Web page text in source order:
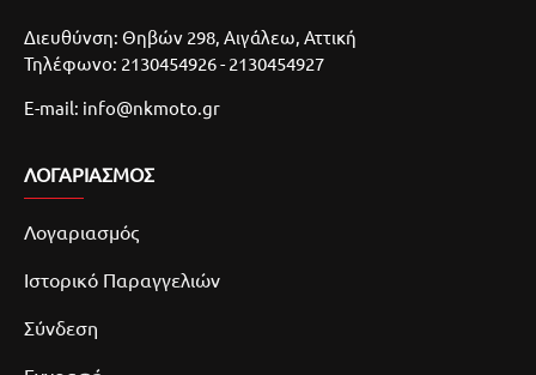
Διευθύνση: Θηβών 298, Αιγάλεω, Αττική
Τηλέφωνο: 2130454926 - 2130454927
E-mail: info@nkmoto.gr
ΛΟΓΑΡΙΑΣΜΌΣ
Λογαριασμός
Ιστορικό Παραγγελιών
Σύνδεση